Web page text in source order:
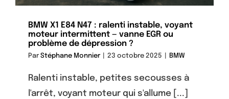
BMW X1 E84 N47 : ralenti instable, voyant
moteur intermittent — vanne EGR ou
problème de dépression ?
ParStéphane Monnier 23 octobre 2025 BMW
Ralenti instable, petites secousses à
l'arrêt, voyant moteur qui s'allume [...]